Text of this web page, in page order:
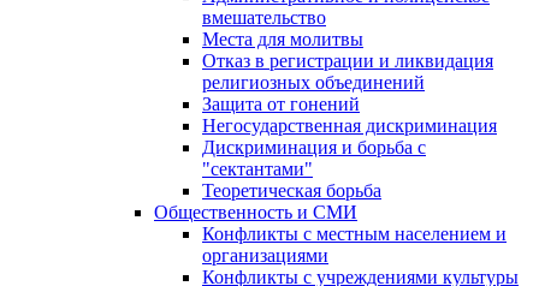
вмешательство
Места для молитвы
Отказ в регистрации и ликвидация
религиозных объединений
Защита от гонений
Негосударственная дискриминация
Дискриминация и борьба с
"сектантами"
Теоретическая борьба
Общественность и СМИ
Конфликты с местным населением и
организациями
Конфликты с учреждениями культуры